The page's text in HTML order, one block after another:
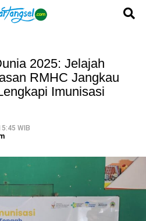
2025: Jelajah
RMHC Jangkau
Imunisasi
WIB